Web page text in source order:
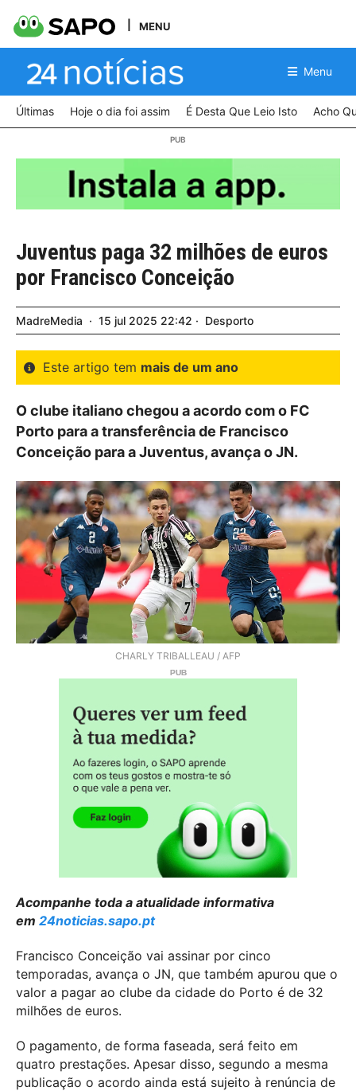
MENU
Menu
Últimas Hoje o dia foi assim É Desta Que Leio Isto Acho
Juventus paga 32 milhões de euros
por Francisco Conceição
MadreMedia 15 jul 2025 22:42 Desporto
Este artigo tem mais de um ano
O clube italiano chegou a acordo com o FC
Porto para a transferência de Francisco
Conceição para a Juventus, avança o JN.
CHARLY TRIBALLEAU / AFP
Acompanhe toda a atualidade informativa
em 24noticias.sapo.pt
Francisco Conceição vai assinar por cinco
temporadas, avança o JN, que também apurou que o
valor a pagar ao clube da cidade do Porto é de 32
milhões de euros.
O pagamento, de forma faseada, será feito em
quatro prestações. Apesar disso, segundo a mesma
publicação o acordo ainda está sujeito à renúncia de